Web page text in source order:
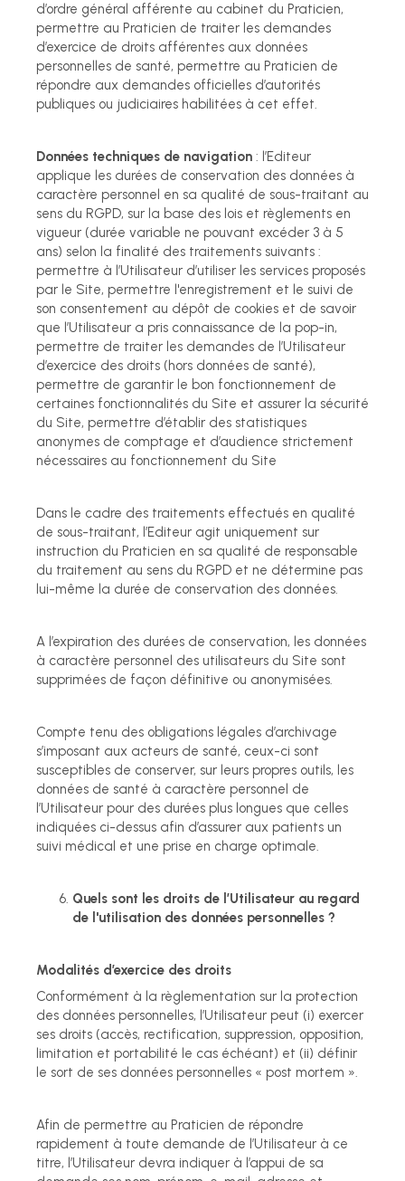
d’ordre général afférente au cabinet du Praticien,
permettre au Praticien de traiter les demandes
d’exercice de droits afférentes aux données
personnelles de santé, permettre au Praticien de
répondre aux demandes officielles d’autorités
publiques ou judiciaires habilitées à cet effet.
Données techniques de navigation : l’Editeur
applique les durées de conservation des données à
caractère personnel en sa qualité de sous-traitant au
sens du RGPD, sur la base des lois et règlements en
vigueur (durée variable ne pouvant excéder 3 à 5
ans) selon la finalité des traitements suivants :
permettre à l’Utilisateur d’utiliser les services proposés
par le Site, permettre l'enregistrement et le suivi de
son consentement au dépôt de cookies et de savoir
que l’Utilisateur a pris connaissance de la pop-in,
permettre de traiter les demandes de l’Utilisateur
d’exercice des droits (hors données de santé),
permettre de garantir le bon fonctionnement de
certaines fonctionnalités du Site et assurer la sécurité
du Site, permettre d’établir des statistiques
anonymes de comptage et d’audience strictement
nécessaires au fonctionnement du Site
Dans le cadre des traitements effectués en qualité
de sous-traitant, l’Editeur agit uniquement sur
instruction du Praticien en sa qualité de responsable
du traitement au sens du RGPD et ne détermine pas
lui-même la durée de conservation des données.
A l’expiration des durées de conservation, les données
à caractère personnel des utilisateurs du Site sont
supprimées de façon définitive ou anonymisées.
Compte tenu des obligations légales d’archivage
s’imposant aux acteurs de santé, ceux-ci sont
susceptibles de conserver, sur leurs propres outils, les
données de santé à caractère personnel de
l’Utilisateur pour des durées plus longues que celles
indiquées ci-dessus afin d’assurer aux patients un
suivi médical et une prise en charge optimale.
Quels sont les droits de l’Utilisateur au regard
de l'utilisation des données personnelles ?
Modalités d’exercice des droits
Conformément à la règlementation sur la protection
des données personnelles, l’Utilisateur peut (i) exercer
ses droits (accès, rectification, suppression, opposition,
limitation et portabilité le cas échéant) et (ii) définir
le sort de ses données personnelles « post mortem ».
Afin de permettre au Praticien de répondre
rapidement à toute demande de l’Utilisateur à ce
titre, l’Utilisateur devra indiquer à l’appui de sa